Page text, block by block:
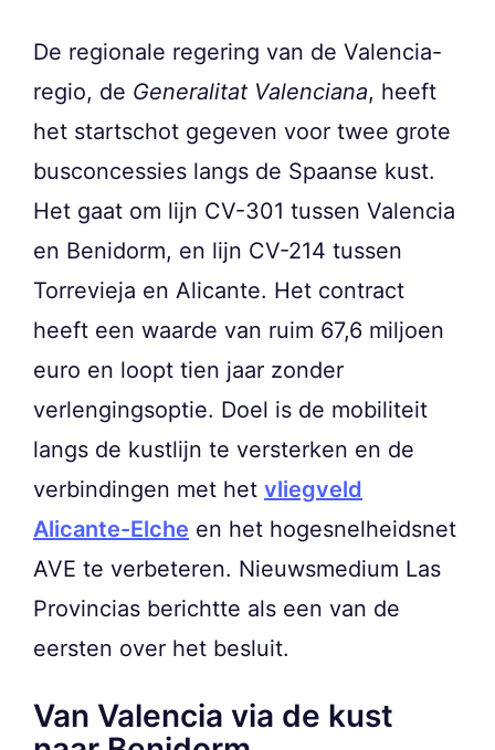
De regionale regering van de Valencia-
regio, de Generalitat Valenciana, heeft
het startschot gegeven voor twee grote
busconcessies langs de Spaanse kust.
Het gaat om lijn CV-301 tussen Valencia
en Benidorm, en lijn CV-214 tussen
Torrevieja en Alicante. Het contract
heeft een waarde van ruim 67,6 miljoen
euro en loopt tien jaar zonder
verlengingsoptie. Doel is de mobiliteit
langs de kustlijn te versterken en de
verbindingen met het vliegveld
Alicante-Elche en het hogesnelheidsnet
AVE te verbeteren. Nieuwsmedium Las
Provincias berichtte als een van de
eersten over het besluit.
Van Valencia via de kust